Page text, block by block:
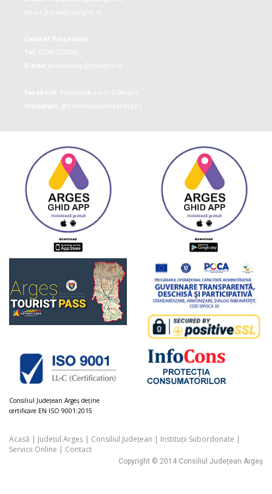
Consiliul Judeţean Argeș deţine
certificare EN ISO 9001:2015
Acasă | Județul Argeș | Consiliul Județean | Instituții Subordonate |
Servicii Online | Contact
Copyright © 2014 Consiliul Județean Argeș